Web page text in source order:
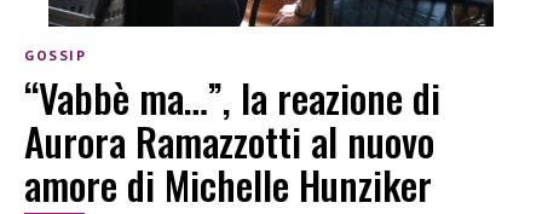
GOSSIP
“Vabbè ma…”, la reazione di
Aurora Ramazzotti al nuovo
amore di Michelle Hunziker